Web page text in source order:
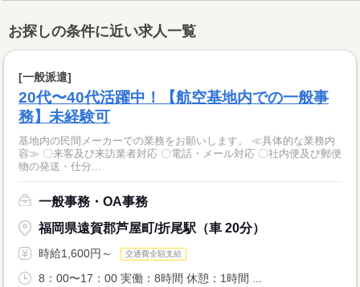
お探しの条件に近い求人一覧
[一般派遣]
20代〜40代活躍中！【航空基地内での一般事
務】未経験可
基地内の民間メーカーでの業務をお願いします。 ≪具体的な業務内
容≫ 〇来客及び来訪業者対応 〇電話・メール対応 〇社内便及び郵便
物の発送・仕分...
一般事務・OA事務
福岡県遠賀郡芦屋町/折尾駅（車 20分）
時給1,600円～ 交通費全額支給
8：00〜17：00 実働：8時間 休憩：1時間 ...